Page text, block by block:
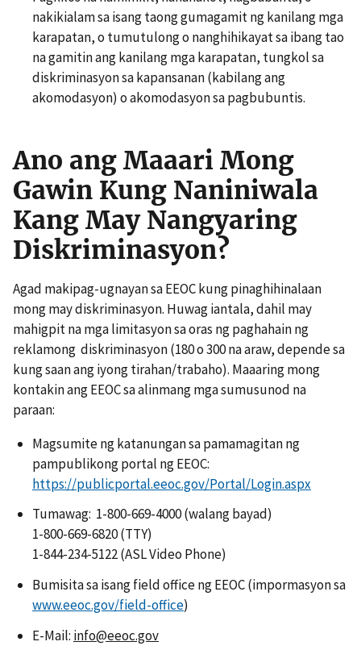
nakikialam sa isang taong gumagamit ng kanilang mga
karapatan, o tumutulong o nanghihikayat sa ibang tao
na gamitin ang kanilang mga karapatan, tungkol sa
diskriminasyon sa kapansanan (kabilang ang
akomodasyon) o akomodasyon sa pagbubuntis.
Ano ang Maaari Mong
Gawin Kung Naniniwala
Kang May Nangyaring
Diskriminasyon?
Agad makipag-ugnayan sa EEOC kung pinaghihinalaan
mong may diskriminasyon. Huwag iantala, dahil may
mahigpit na mga limitasyon sa oras ng paghahain ng
reklamong diskriminasyon (180 o 300 na araw, depende sa
kung saan ang iyong tirahan/trabaho). Maaaring mong
kontakin ang EEOC sa alinmang mga sumusunod na
paraan:
Magsumite ng katanungan sa pamamagitan ng
pampublikong portal ng EEOC:
https://publicportal.eeoc.gov/Portal/Login.aspx
Tumawag: 1-800-669-4000 (walang bayad)
1-800-669-6820 (TTY)
1-844-234-5122 (ASL Video Phone)
Bumisita sa isang field office ng EEOC (impormasyon sa
www.eeoc.gov/field-office)
E-Mail: info@eeoc.gov